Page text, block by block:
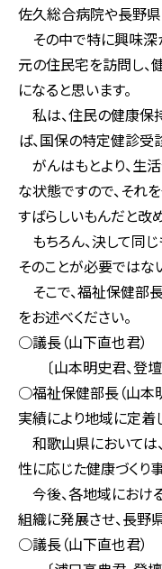
佐久総合病院や長野県
その中で特に興味深
元の住民宅を訪問し、
になると思います。
私は、住民の健康保
ば、国保の特定健診受
がんはもとより、生
な状態ですので、それ
すばらしいもんだと改
もちろん、決して同
そのことが必要ではな
そこで、福祉保健部
をお述べください。
○議長（山下直也君）
〔山本明史君、登壇
○福祉保健部長（山本
実績により地域に定着
和歌山県においては
性に応じた健康づくり
今後、各地域におけ
組織に発展させ、長野
○議長（山下直也君）